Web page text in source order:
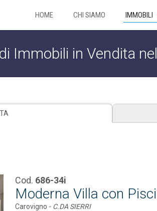
HOME CHI SIAMO IMMOBILI
Immobili in Vendita
Cod. 686-34i
Moderna Villa con
Carovigno - C.DA SIERRI